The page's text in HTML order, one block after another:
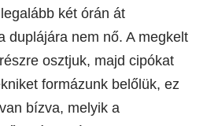
két órán át
duplájára nem nő. A megkelt
osztjuk, majd cipókat
formázunk belőlük, ez
bízva, melyik a